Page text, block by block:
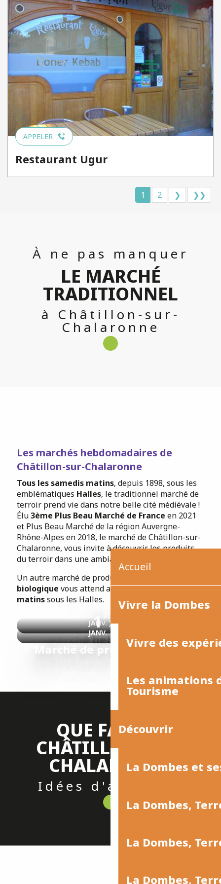
Accueil
Vivre la Dombes
Vivre des
Les animations
Tourisme
Découvrir
La Dombes et
La Dombes,
La Dombes,
La Dombes,
APPELER
Restaurant Ugur
1 2 ❯ ❯❯
À ne pas manquer
LE MARCHÉ
TRADITIONNEL
à Châtillon-sur-
Chalaronne
Les marchés hebdomadaires de
Châtillon-sur-Chalaronne
Tous les samedis matins, depuis 1898, sous les
emblématiques Halles, le traditionnel marché de
terroir prend vie dans notre belle cité médiévale !
Élu3ème Plus Beau Marché de France en 2021
et Plus Beau Marché de la région Auvergne-
Rhône-Alpes en 2018, le marché de Châtillon-sur-
Chalaronne, vous invite à découvrir les produits
du terroir dans une ambiance conviviale.
Un autre marché de producteurs en
biologique vous attend aussitous les mercredis
matinssous les Halles.
JANV.
31
DÉC.
Marché hebdomadaire
1
JANV.
31
Marché de producteurs bio
QUE FAIRE À
CHÂTILLON-SUR-
CHALARONNE
Idées d'activités
Physalis à Châtillon